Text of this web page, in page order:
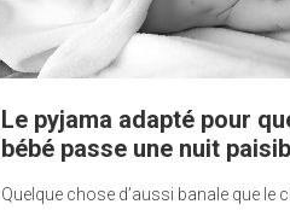
Le pyjama adapté pour
bébé passe une nuit
Quelque chose d’aussi banale que le